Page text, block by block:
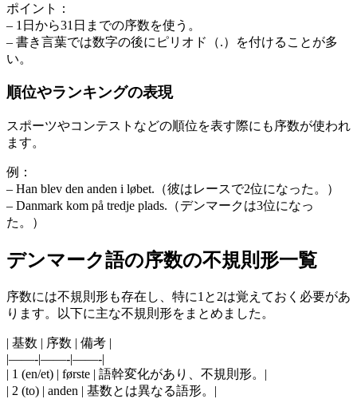
ポイント：
– 1日から31日までの序数を使う。
– 書き言葉では数字の後にピリオド（.）を付けることが多
い。
順位やランキングの表現
スポーツやコンテストなどの順位を表す際にも序数が使われ
ます。
例：
– Han blev den anden i løbet.（彼はレースで2位になった。）
– Danmark kom på tredje plads.（デンマークは3位になっ
た。）
デンマーク語の序数の不規則形一覧
序数には不規則形も存在し、特に1と2は覚えておく必要があ
ります。以下に主な不規則形をまとめました。
| 基数 | 序数 | 備考 |
|——-|——-|——-|
| 1 (en/et) | første | 語幹変化があり、不規則形。|
| 2 (to) | anden | 基数とは異なる語形。|